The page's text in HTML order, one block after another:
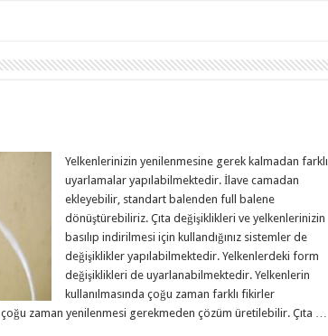
Yelkenlerinizin yenilenmesine gerek kalmadan farklı
uyarlamalar yapılabilmektedir. İlave camadan
ekleyebilir, standart balenden full balene
dönüştürebiliriz. Çıta değişiklikleri ve yelkenlerinizin
basılıp indirilmesi için kullandığınız sistemler de
değişiklikler yapılabilmektedir. Yelkenlerdeki form
değişiklikleri de uyarlanabilmektedir. Yelkenlerin
kullanılmasında çoğu zaman farklı fikirler
zaman yenilenmesi gerekmeden çözüm üretilebilir. Çıta …